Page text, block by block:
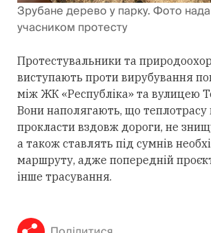
Зрубане дерево у парку. Фото
учасником протесту
Протестувальники та
виступають проти вирубування
між ЖК «Республіка» та вулицею
Вони наполягають, що
прокласти вздовж дороги, не
а також ставлять під сумнів
маршруту, адже попередній
інше трасування.